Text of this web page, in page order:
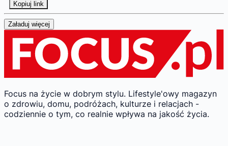
Kopiuj link
Załaduj więcej
Focus na życie w dobrym stylu. Lifestyle'owy magazyn
o zdrowiu, domu, podróżach, kulturze i relacjach -
codziennie o tym, co realnie wpływa na jakość życia.